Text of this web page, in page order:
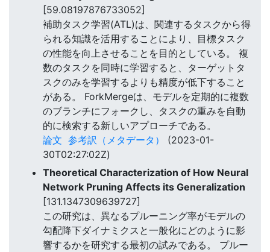
[59.08197876733052]
補助タスク学習(ATL)は、関連するタスクから得
られる知識を活用することにより、目標タスク
の性能を向上させることを目的としている。 複
数のタスクを同時に学習すると、ターゲットタ
スクのみを学習するよりも精度が低下すること
がある。 ForkMergeは、モデルを定期的に複数
のブランチにフォークし、タスクの重みを自動
的に検索する新しいアプローチである。
論文 参考訳（メタデータ）
(2023-01-
30T02:27:02Z)
Theoretical Characterization of How Neural
Network Pruning Affects its Generalization
[131.1347309639727]
この研究は、異なるプルーニング率がモデルの
勾配降下ダイナミクスと一般化にどのように影
響するかを研究する最初の試みである。 プルー